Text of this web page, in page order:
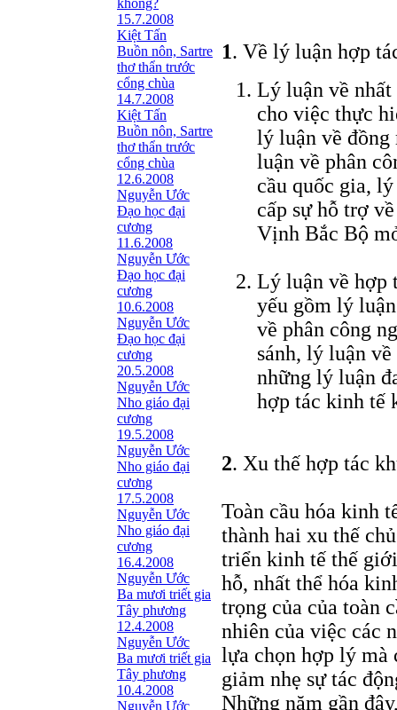
không?
15.7.2008
Kiệt Tấn
Buồn nôn, Sartre
thơ thẩn trước
cổng chùa
14.7.2008
Kiệt Tấn
Buồn nôn, Sartre
thơ thẩn trước
cổng chùa
12.6.2008
Nguyễn Ước
Ðạo học đại
cương
11.6.2008
Nguyễn Ước
Ðạo học đại
cương
10.6.2008
Nguyễn Ước
Ðạo học đại
cương
20.5.2008
Nguyễn Ước
Nho giáo đại
cương
19.5.2008
Nguyễn Ước
Nho giáo đại
cương
17.5.2008
Nguyễn Ước
Nho giáo đại
cương
16.4.2008
Nguyễn Ước
Ba mươi triết gia
Tây phương
12.4.2008
Nguyễn Ước
Ba mươi triết gia
Tây phương
10.4.2008
Nguyễn Ước
1. Về lý luận hợp
Lý luận về
cho việc thực
lý luận về
luận về phân
cầu quốc gia,
cấp sự hỗ trợ
Vịnh Bắc Bộ
Lý luận về hợp
yếu gồm lý
về phân công
sánh, lý luận
những lý luận
hợp tác kinh tế
2. Xu thế hợp tác
Toàn cầu hóa kinh
thành hai xu thế
triển kinh tế thế
hỗ, nhất thể hóa
trọng của của toàn
nhiên của việc các
lựa chọn hợp lý mà
giảm nhẹ sự tác
Những năm gần